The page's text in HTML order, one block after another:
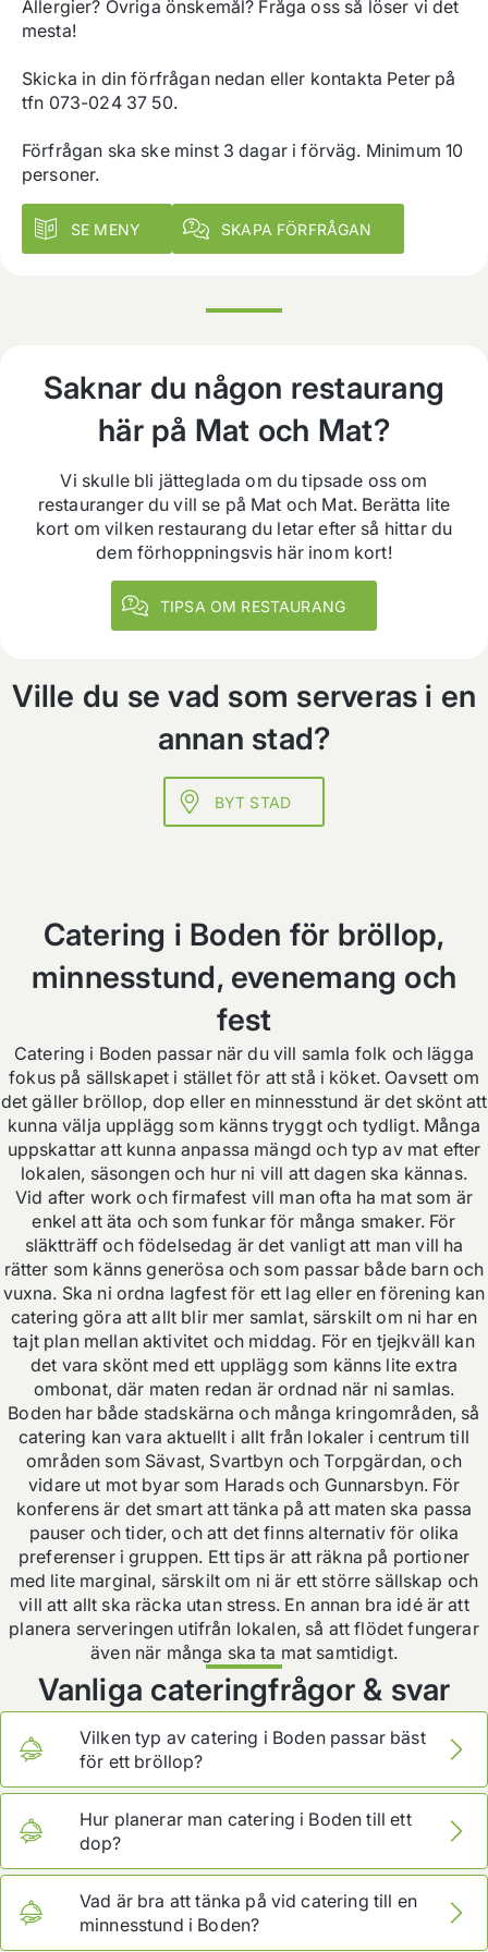
Allergier? Övriga önskemål? Fråga oss så löser vi det
mesta!
Skicka in din förfrågan nedan eller kontakta Peter på
tfn 073-024 37 50.
Förfrågan ska ske minst 3 dagar i förväg. Minimum 10
personer.
SE MENY SKAPA FÖRFRÅGAN
Saknar du någon restaurang
här på Mat och Mat?
Vi skulle bli jätteglada om du tipsade oss om
restauranger du vill se på Mat och Mat. Berätta lite
kort om vilken restaurang du letar efter så hittar du
dem förhoppningsvis här inom kort!
TIPSA OM RESTAURANG
Ville du se vad som serveras i en
annan stad?
BYT STAD
Catering i Boden för bröllop,
minnesstund, evenemang och
fest
Catering i Boden passar när du vill samla folk och lägga
fokus på sällskapet i stället för att stå i köket. Oavsett om
det gäller bröllop, dop eller en minnesstund är det skönt att
kunna välja upplägg som känns tryggt och tydligt. Många
uppskattar att kunna anpassa mängd och typ av mat efter
lokalen, säsongen och hur ni vill att dagen ska kännas.
Vid after work och firmafest vill man ofta ha mat som är
enkel att äta och som funkar för många smaker. För
släktträff och födelsedag är det vanligt att man vill ha
rätter som känns generösa och som passar både barn och
vuxna. Ska ni ordna lagfest för ett lag eller en förening kan
catering göra att allt blir mer samlat, särskilt om ni har en
tajt plan mellan aktivitet och middag. För en tjejkväll kan
det vara skönt med ett upplägg som känns lite extra
ombonat, där maten redan är ordnad när ni samlas.
Boden har både stadskärna och många kringområden, så
catering kan vara aktuellt i allt från lokaler i centrum till
områden som Sävast, Svartbyn och Torpgärdan, och
vidare ut mot byar som Harads och Gunnarsbyn. För
konferens är det smart att tänka på att maten ska passa
pauser och tider, och att det finns alternativ för olika
preferenser i gruppen. Ett tips är att räkna på portioner
med lite marginal, särskilt om ni är ett större sällskap och
vill att allt ska räcka utan stress. En annan bra idé är att
planera serveringen utifrån lokalen, så att flödet fungerar
även när många ska ta mat samtidigt.
Vanliga cateringfrågor & svar
Vilken typ av catering i Boden passar bäst
för ett bröllop?
men ändå trygg för många smaker. Tänk på om ni vill
ha buffé som folk kan ta av i egen takt eller en mer
serverad känsla med färdiga upplägg. Ett tips är att be
om provportioner i god tid så ni slipper osäkerhet när
dagen närmar sig.
Hur planerar man catering i Boden till ett
dop?
fungerar för både vuxna och barn, och som är enkel
att ta även om man går runt och pratar. Välj gärna
Vad är bra att tänka på vid catering till en
minnesstund i Boden?